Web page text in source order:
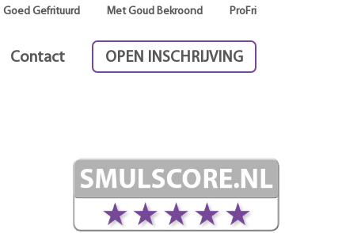
Goed Gefrituurd Met Goud Bekroond ProFri
Contact OPEN INSCHRIJVING